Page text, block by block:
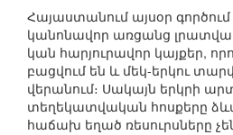
Հայաստանում այսօր
կանոնավոր առցանց
կան հարյուրավոր կայքեր,
բացվում են և մեկ-երկու
վերանում։ Սակայն երկրի
տեղեկատվական հոսքերը
հաճախ եղած ռեսուրսները